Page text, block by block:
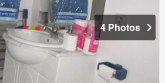
4 Photos